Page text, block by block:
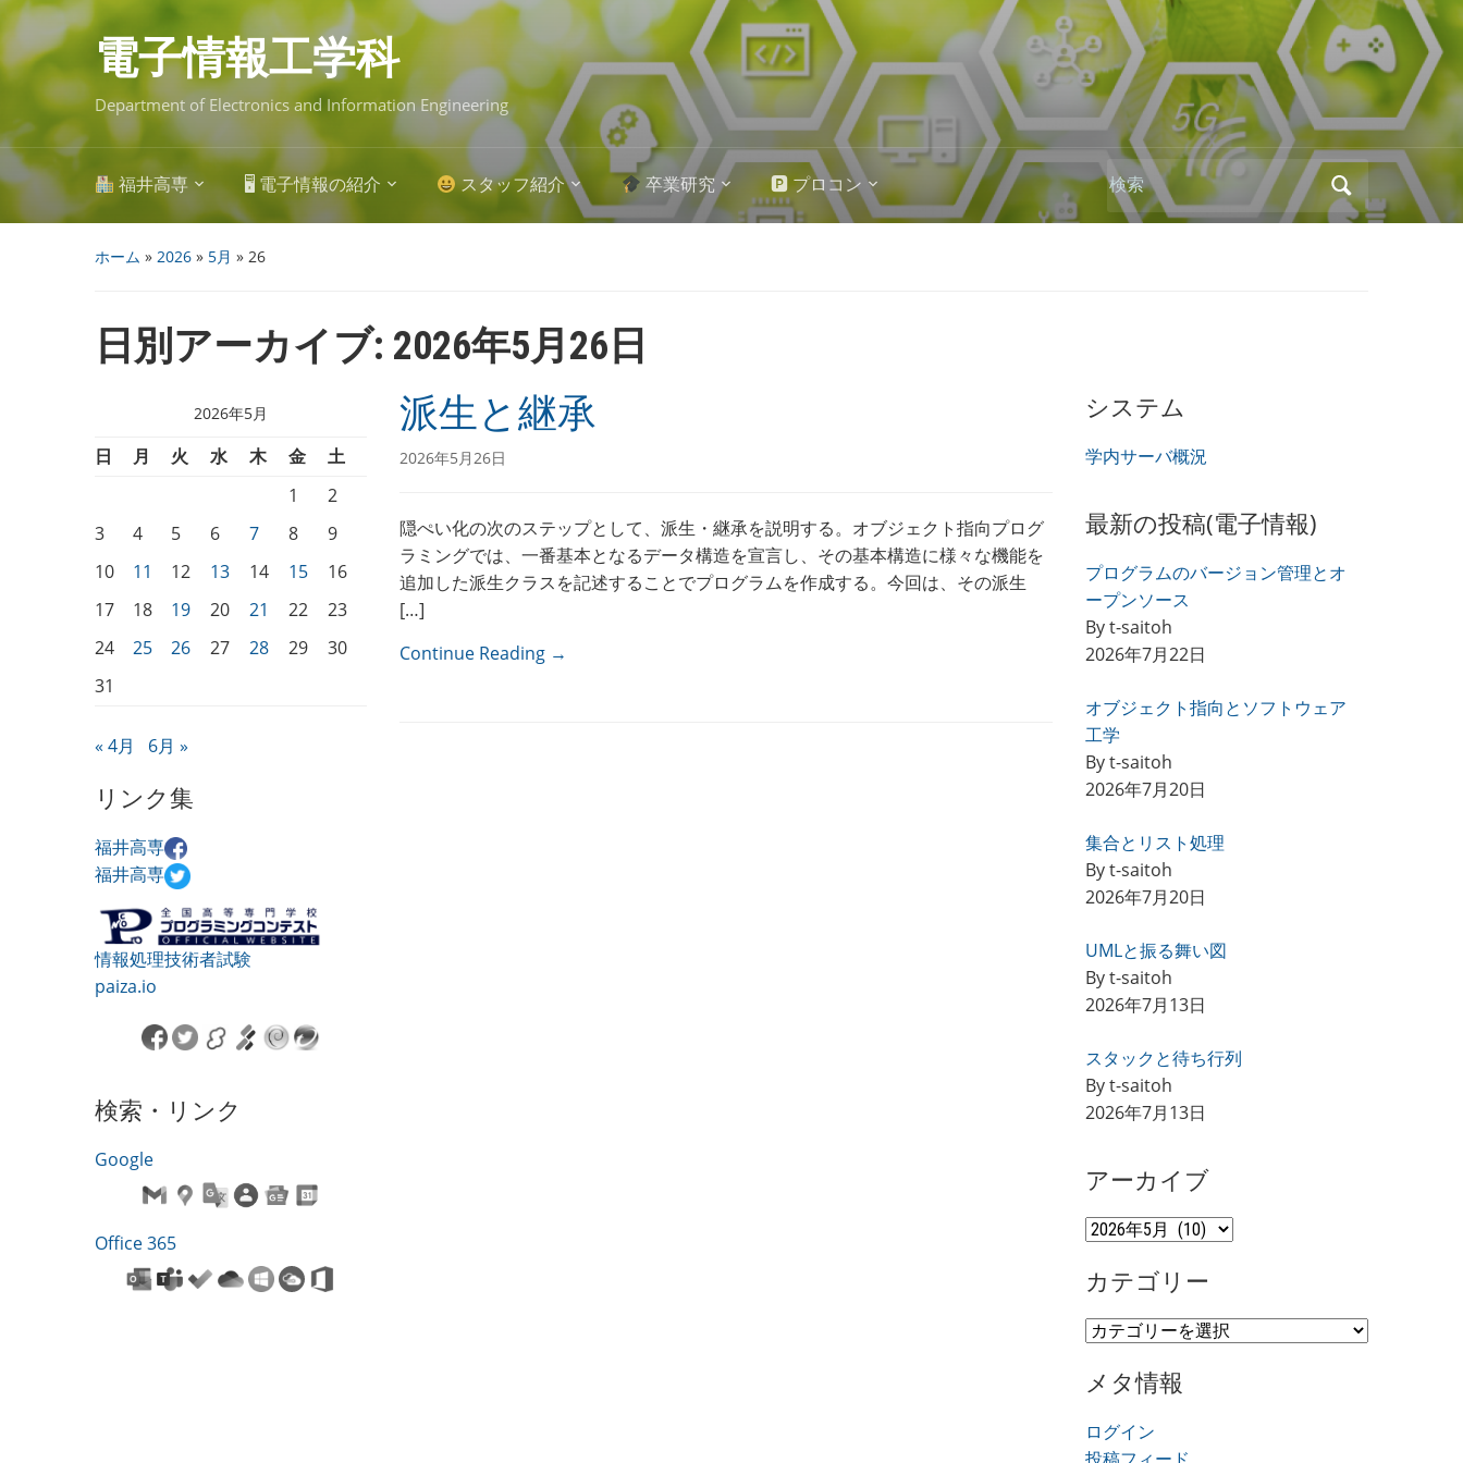
Skip
to
main
content 電子情報工学科
Department of Electronics and Information Engineering
福井高専 🖥 電子情報の紹介 スタッフ紹介 卒業研究 🅿 プロコン
Search
for:
ホーム » 2026 » 5月 » 26
日別アーカイブ: 2026年5月26日
2026年5月
日 月 火 水 木 金
土
1
2
3
4 5 6 7 8
9
10
11 12 13 14 15
16
17
18 19 20 21 22
23
24
25 26 27 28 29
30
31
« 4月 6月 »
リンク集
福井高専
福井高専
情報処理技術者試験
paiza.io
検索・リンク
Google
Office 365
派生と継承
2026年5月26日
隠ぺい化の次のステップとして、派生・継承を説明する。オブジェクト指向プログ
ラミングでは、一番基本となるデータ構造を宣言し、その基本構造に様々な機能を
追加した派生クラスを記述することでプログラムを作成する。今回は、その派生
[…]
Continue Reading →
システム
学内サーバ概況
最新の投稿(電子情報)
プログラムのバージョン管理とオ
ープンソース
By t-saitoh
2026年7月22日
オブジェクト指向とソフトウェア
工学
By t-saitoh
2026年7月20日
集合とリスト処理
By t-saitoh
2026年7月20日
UMLと振る舞い図
By t-saitoh
2026年7月13日
スタックと待ち行列
By t-saitoh
2026年7月13日
アーカイブ
ア
カ
ブ
カテゴリー
カ
ゴ
ー
メタ情報
ログイン